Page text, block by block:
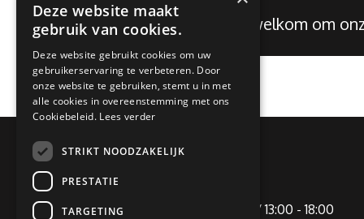
Je bent altijd welkom om
OPENINGSTIJDEN
Maandag
09:00 - 12:00 / 13:00 - 18:00
Deze website maakt
gebruik van cookies.
Deze website gebruikt cookies om uw
gebruikerservaring te verbeteren. Door
onze website te gebruiken, stemt u in met
alle cookies in overeenstemming met ons
Cookiebeleid. Lees verder
STRIKT NOODZAKELIJK
PRESTATIE
TARGETING